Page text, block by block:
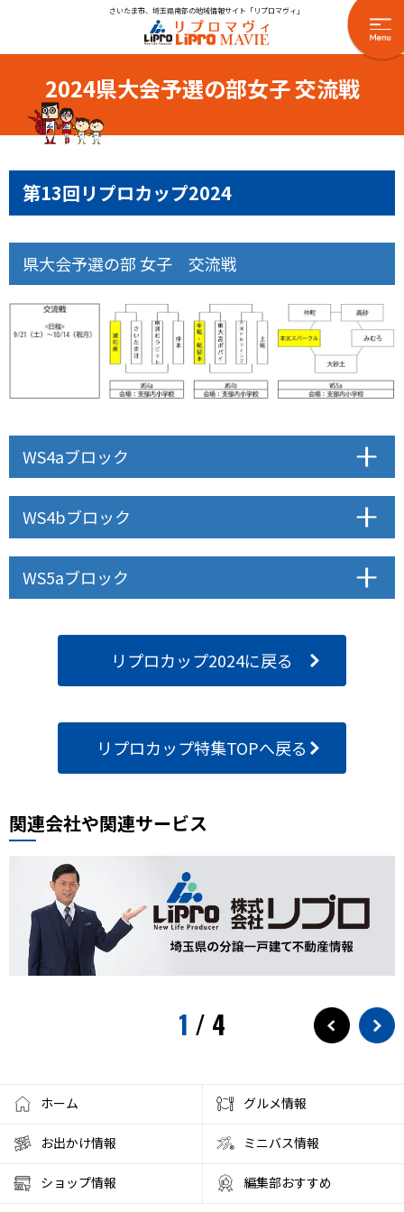
さいたま市、埼玉県南部の地域情報サイト「リプロマヴィ」
2024県大会予選の部女子 交流戦
第13回リプロカップ2024
県大会予選の部 女子 交流戦
WS4aブロック
WS4bブロック
WS5aブロック
リプロカップ2024に戻る
リプロカップ特集TOPへ戻る
関連会社や関連サービス
1 / 4
ホーム グルメ情報
お出かけ情報 ミニバス情報
ショップ情報 編集部おすすめ